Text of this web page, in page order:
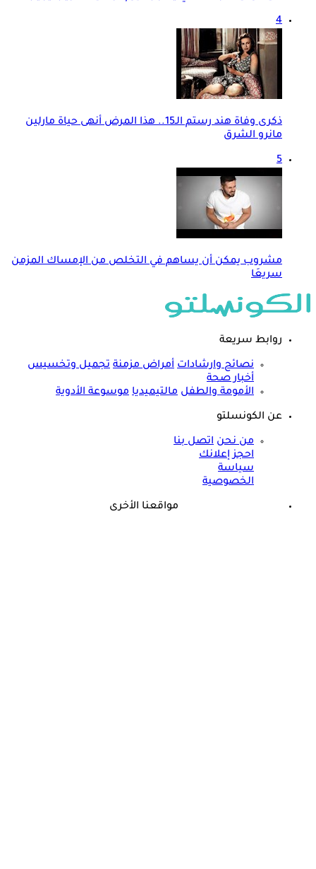
4
ذكرى وفاة هند رستم الـ15.. هذا المرض أنهى حياة مارلين
مانرو الشرق
5
مشروب يمكن أن يساهم في التخلص من الإمساك المزمن
سريعَا
روابط سريعة
نصائح وارشادات أمراض مزمنة تجميل وتخسيس
أخبار صحة
الأمومة والطفل مالتيميديا موسوعة الأدوية
عن الكونسلتو
من نحن اتصل بنا
احجز إعلانك
سياسة
الخصوصية
مواقعنا الأخرى